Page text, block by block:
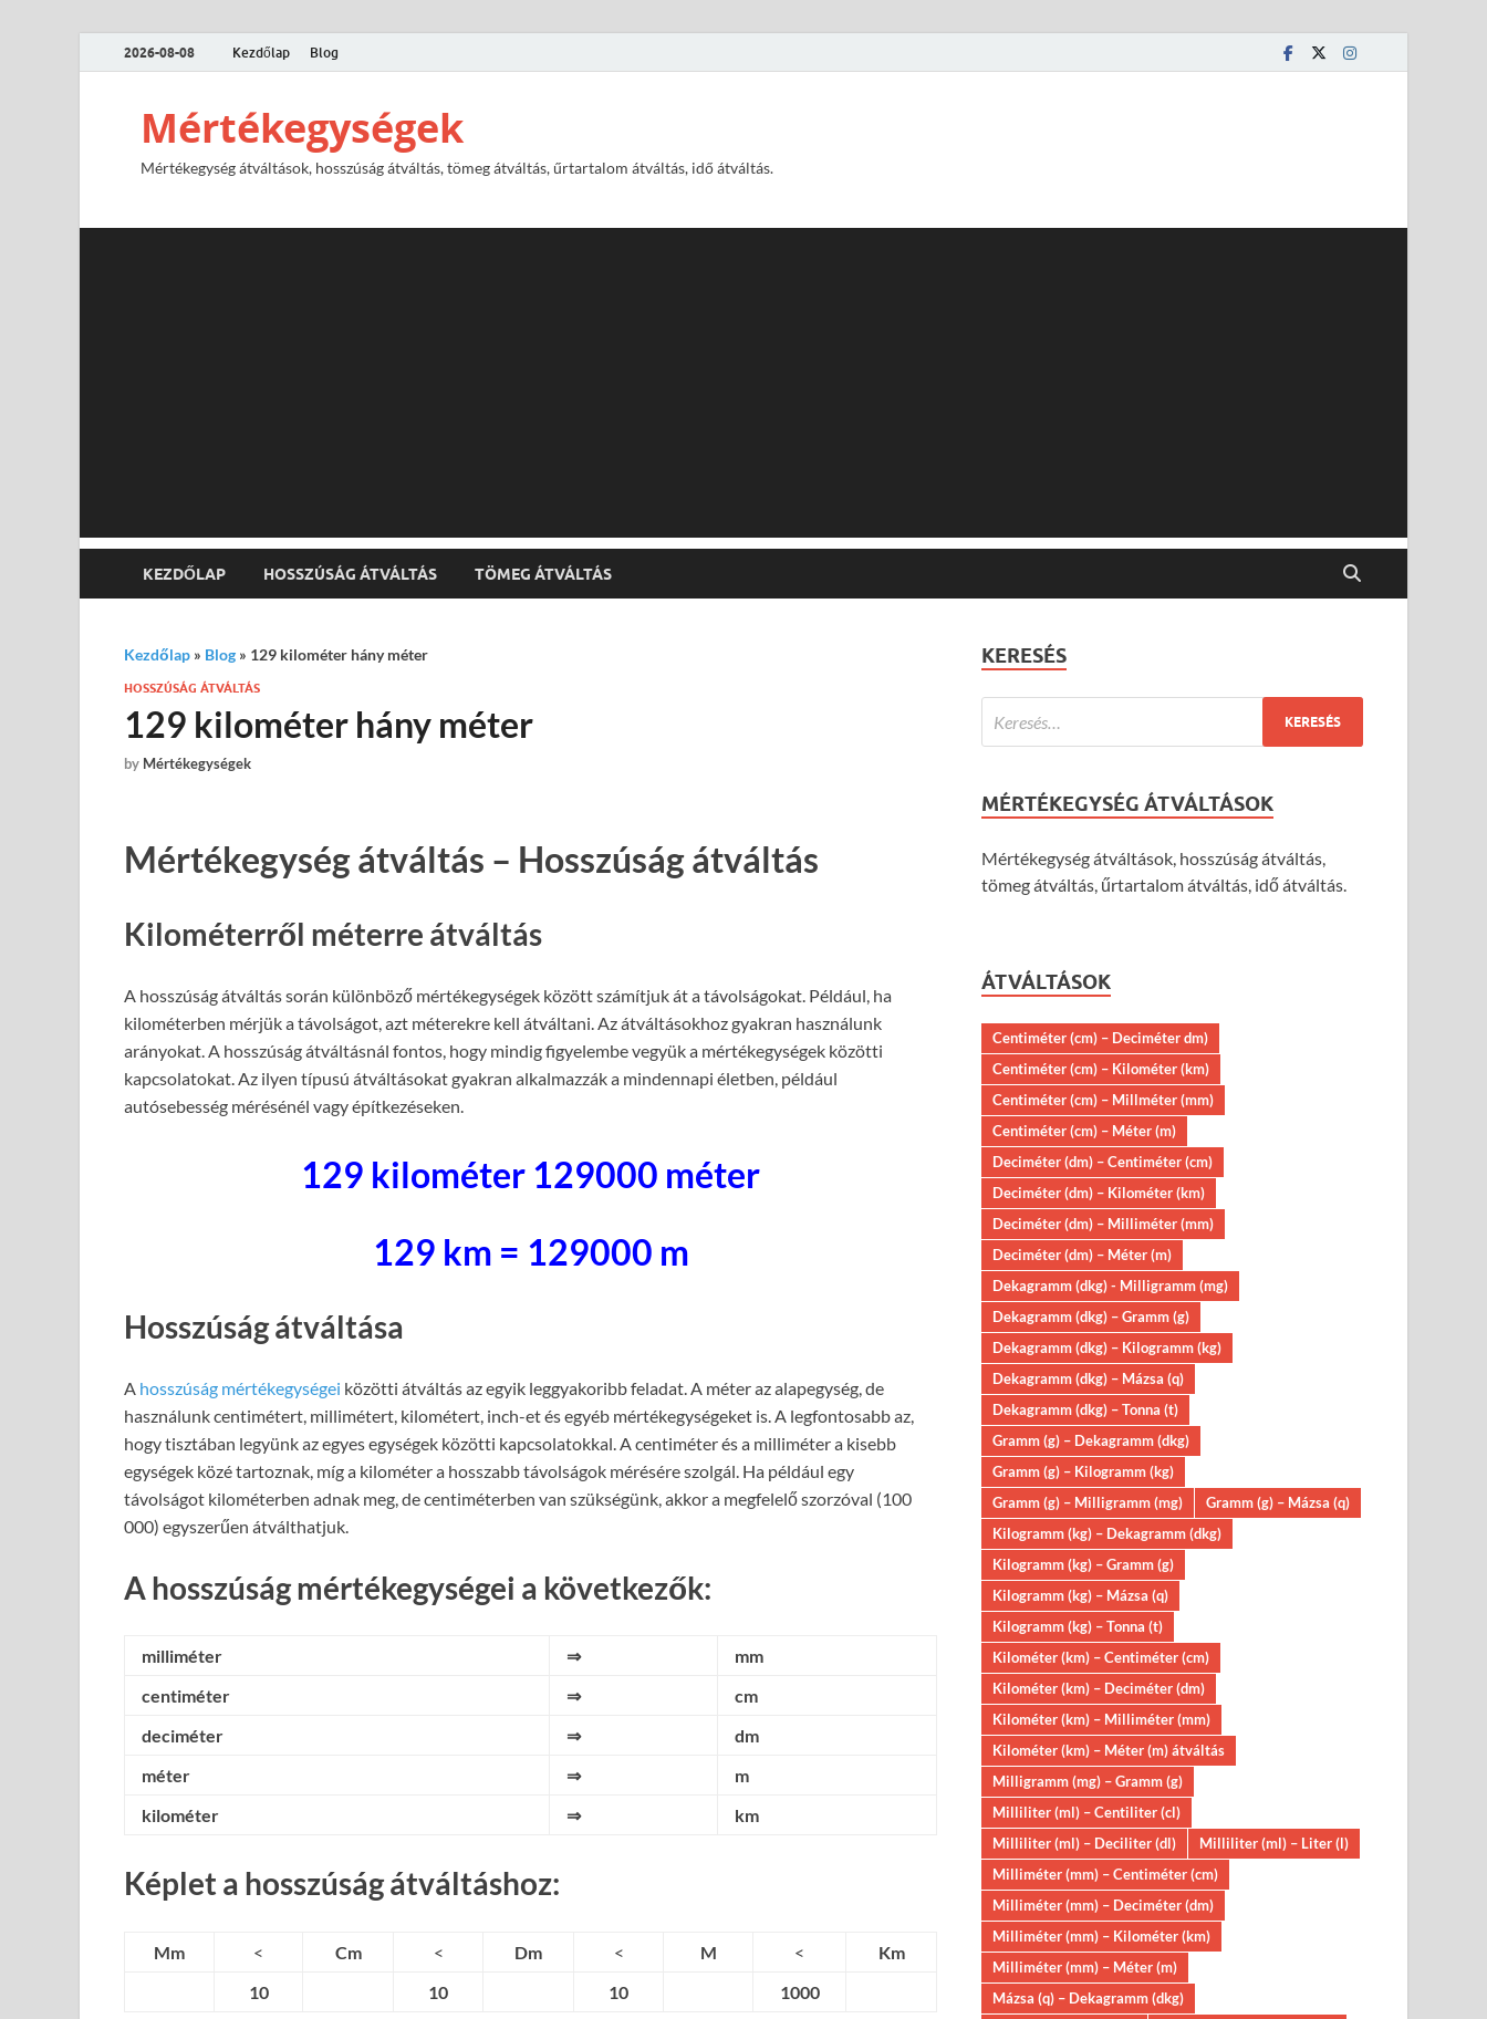
2026-08-08 Kezdőlap Blog
Mértékegységek
Mértékegység átváltások, hosszúság átváltás, tömeg átváltás, űrtartalom átváltás, idő átváltás.
KEZDŐLAP HOSSZÚSÁG ÁTVÁLTÁS TÖMEG ÁTVÁLTÁS
Kezdőlap » Blog » 129 kilométer hány méter
HOSSZÚSÁG ÁTVÁLTÁS
129 kilométer hány méter
by Mértékegységek
Mértékegység átváltás – Hosszúság átváltás
Kilométerről méterre átváltás
A hosszúság átváltás során különböző mértékegységek között számítjuk át a távolságokat. Például, ha
kilométerben mérjük a távolságot, azt méterekre kell átváltani. Az átváltásokhoz gyakran használunk
arányokat. A hosszúság átváltásnál fontos, hogy mindig figyelembe vegyük a mértékegységek közötti
kapcsolatokat. Az ilyen típusú átváltásokat gyakran alkalmazzák a mindennapi életben, például
autósebesség mérésénél vagy építkezéseken.
129 kilométer 129000 méter
129 km = 129000 m
Hosszúság átváltása
A hosszúság mértékegységei közötti átváltás az egyik leggyakoribb feladat. A méter az alapegység, de
használunk centimétert, millimétert, kilométert, inch-et és egyéb mértékegységeket is. A legfontosabb az,
hogy tisztában legyünk az egyes egységek közötti kapcsolatokkal. A centiméter és a milliméter a kisebb
egységek közé tartoznak, míg a kilométer a hosszabb távolságok mérésére szolgál. Ha például egy
távolságot kilométerben adnak meg, de centiméterben van szükségünk, akkor a megfelelő szorzóval (100
000) egyszerűen átválthatjuk.
A hosszúság mértékegységei a következők:
milliméter ⇒
mm
centiméter
⇒
cm
deciméter
⇒
dm
méter
⇒
m
kilométer
⇒ km
Képlet a hosszúság átváltáshoz:
Mm < Cm < Dm < M <
Km
10
10 10 1000
KERESÉS
MÉRTÉKEGYSÉG ÁTVÁLTÁSOK
Mértékegység átváltások, hosszúság átváltás,
tömeg átváltás, űrtartalom átváltás, idő átváltás.
ÁTVÁLTÁSOK
Centiméter (cm) – Deciméter dm)
Centiméter (cm) – Kilométer (km)
Centiméter (cm) – Millméter (mm)
Centiméter (cm) – Méter (m)
Deciméter (dm) – Centiméter (cm)
Deciméter (dm) – Kilométer (km)
Deciméter (dm) – Milliméter (mm)
Deciméter (dm) – Méter (m)
Dekagramm (dkg) - Milligramm (mg)
Dekagramm (dkg) – Gramm (g)
Dekagramm (dkg) – Kilogramm (kg)
Dekagramm (dkg) – Mázsa (q)
Dekagramm (dkg) – Tonna (t)
Gramm (g) – Dekagramm (dkg)
Gramm (g) – Kilogramm (kg)
Gramm (g) – Milligramm (mg)
Gramm (g) – Mázsa (q)
Kilogramm (kg) – Dekagramm (dkg)
Kilogramm (kg) – Gramm (g)
Kilogramm (kg) – Mázsa (q)
Kilogramm (kg) – Tonna (t)
Kilométer (km) – Centiméter (cm)
Kilométer (km) – Deciméter (dm)
Kilométer (km) – Milliméter (mm)
Kilométer (km) – Méter (m) átváltás
Milligramm (mg) – Gramm (g)
Milliliter (ml) – Centiliter (cl)
Milliliter (ml) – Deciliter (dl)
Milliliter (ml) – Liter (l)
Milliméter (mm) – Centiméter (cm)
Milliméter (mm) – Deciméter (dm)
Milliméter (mm) – Kilométer (km)
Milliméter (mm) – Méter (m)
Mázsa (q) – Dekagramm (dkg)